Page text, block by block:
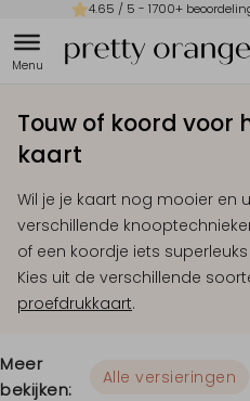
4.65 / 5 - 1700+
Touw of koord voor
kaart
Wil je je kaart nog mooier en
verschillende
of een koordje iets
Kies uit de verschillende
proefdrukkaart.
Meer
bekijken:
Alle versieringen